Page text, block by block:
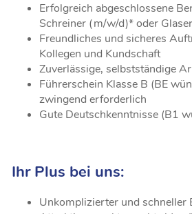
Erfolgreich abgeschlossene
Schreiner (m/w/d)* oder
Freundliches und sicheres
Kollegen und Kundschaft
Zuverlässige, selbstständige
Führerschein Klasse B (BE
zwingend erforderlich
Gute Deutschkenntnisse (B1
Ihr Plus bei uns:
Unkomplizierter und schneller